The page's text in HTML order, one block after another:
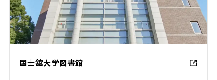
国士舘大学図書館